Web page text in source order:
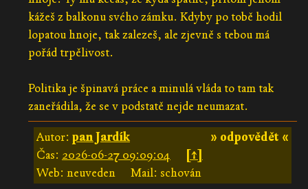
kážeš z balkonu svého zámku. Kdyby po tobě hodil
lopatou hnoje, tak zalezeš, ale zjevně s tebou má
pořád trpělivost.
Politika je špinavá práce a minulá vláda to tam tak
zaneřádila, že se v podstatě nejde neumazat.
» odpovědět «
Autor: pan Jardík
Čas: 2026-06-27 09:09:04
[↑]
Web: neuveden
Mail: schován